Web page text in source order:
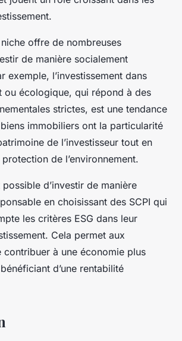
offre de nombreuses
de manière socialement
exemple, l’investissement dans
ou écologique, qui répond à des
strictes, est une tendance
immobiliers ont la particularité
de l’investisseur tout en
de l’environnement.
d’investir de manière
en choisissant des SCPI qui
les critères ESG dans leur
Cela permet aux
contribuer à une économie plus
d’une rentabilité